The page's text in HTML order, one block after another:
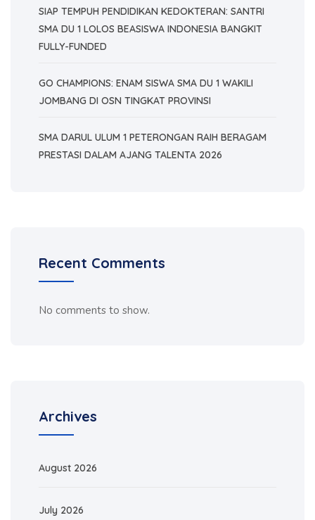
SIAP TEMPUH PENDIDIKAN KEDOKTERAN: SANTRI
SMA DU 1 LOLOS BEASISWA INDONESIA BANGKIT
FULLY-FUNDED
GO CHAMPIONS: ENAM SISWA SMA DU 1 WAKILI
JOMBANG DI OSN TINGKAT PROVINSI
SMA DARUL ULUM 1 PETERONGAN RAIH BERAGAM
PRESTASI DALAM AJANG TALENTA 2026
Recent Comments
No comments to show.
Archives
August 2026
July 2026